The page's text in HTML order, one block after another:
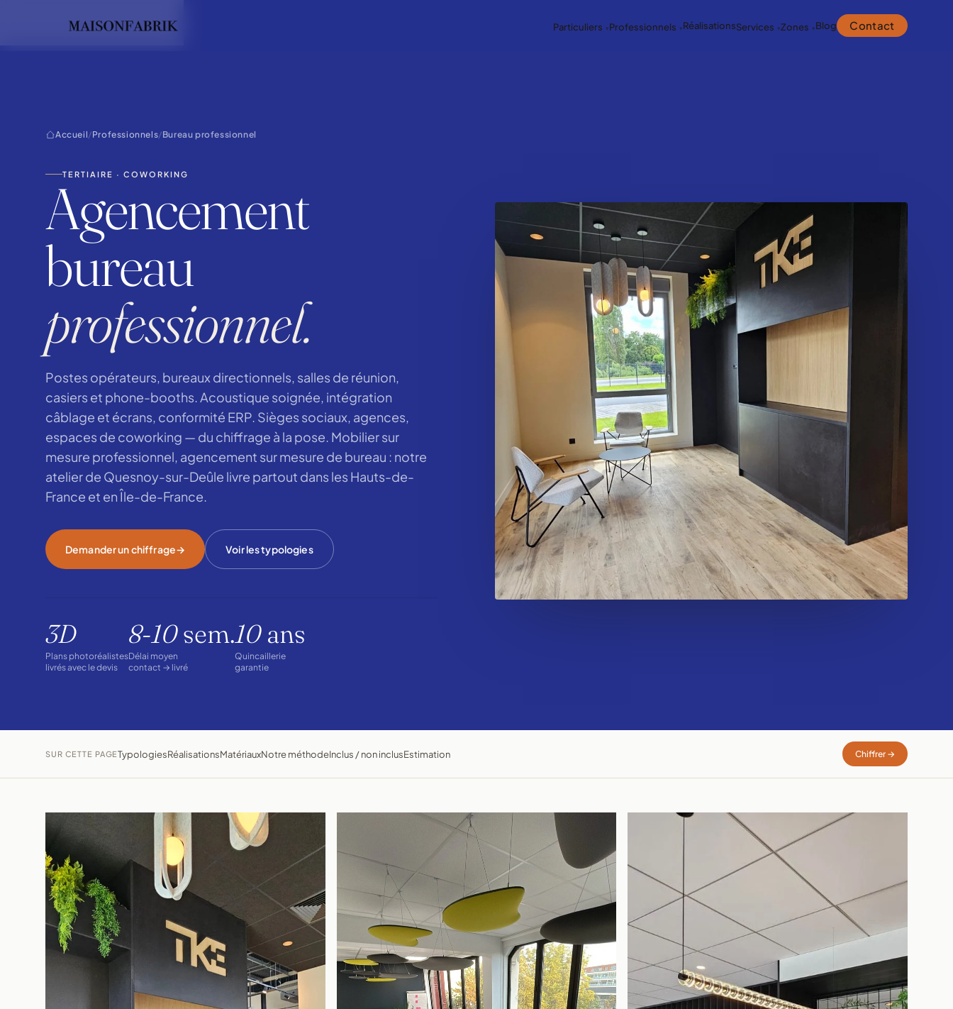
Particuliers Professionnels RéalisationsServices Zones Blog Contact
Accueil/Professionnels/Bureau professionnel
TERTIAIRE · COWORKING
Agencement
bureau
professionnel.
Postes opérateurs, bureaux directionnels, salles de réunion,
casiers et phone-booths. Acoustique soignée, intégration
câblage et écrans, conformité ERP. Sièges sociaux, agences,
espaces de coworking — du chiffrage à la pose. Mobilier sur
mesure professionnel, agencement sur mesure de bureau : notre
atelier de Quesnoy-sur-Deûle livre partout dans les Hauts-de-
France et en Île-de-France.
Demander un chiffrage Voir les typologies
3D
Plans photoréalistes
livrés avec le devis
8-10sem.
Délai moyen
contact → livré
10ans
Quincaillerie
garantie
SUR CETTE PAGETypologiesRéalisationsMatériauxNotre méthodeInclus / non inclusEstimation Chiffrer →